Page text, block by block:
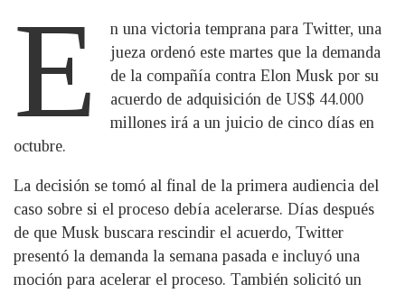
E
n una victoria temprana para Twitter, una
jueza ordenó este martes que la demanda
de la compañía contra Elon Musk por su
acuerdo de adquisición de US$ 44.000
millones irá a un juicio de cinco días en
octubre.
La decisión se tomó al final de la primera audiencia del
caso sobre si el proceso debía acelerarse. Días después
de que Musk buscara rescindir el acuerdo, Twitter
presentó la demanda la semana pasada e incluyó una
moción para acelerar el proceso. También solicitó un